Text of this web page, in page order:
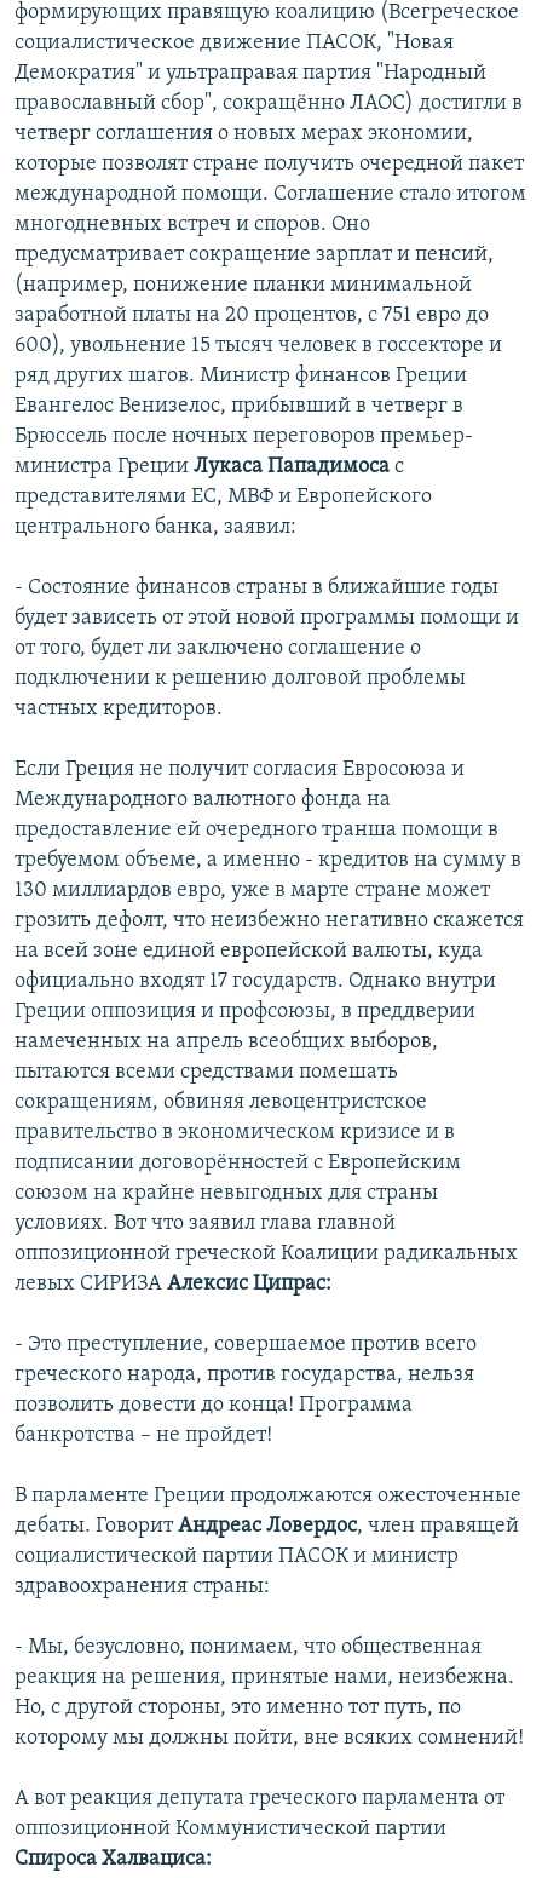
формирующих правящую коалицию (Всегреческое
социалистическое движение ПАСОК, "Новая
Демократия" и ультраправая партия "Народный
православный сбор", сокращённо ЛАОС) достигли в
четверг соглашения о новых мерах экономии,
которые позволят стране получить очередной пакет
международной помощи. Соглашение стало итогом
многодневных встреч и споров. Оно
предусматривает сокращение зарплат и пенсий,
(например, понижение планки минимальной
заработной платы на 20 процентов, с 751 евро до
600), увольнение 15 тысяч человек в госсекторе и
ряд других шагов. Министр финансов Греции
Евангелос Венизелос, прибывший в четверг в
Брюссель после ночных переговоров премьер-
министра Греции Лукаса Пападимоса с
представителями ЕС, МВФ и Европейского
центрального банка, заявил:
- Состояние финансов страны в ближайшие годы
будет зависеть от этой новой программы помощи и
от того, будет ли заключено соглашение о
подключении к решению долговой проблемы
частных кредиторов.
Если Греция не получит согласия Евросоюза и
Международного валютного фонда на
предоставление ей очередного транша помощи в
требуемом объеме, а именно - кредитов на сумму в
130 миллиардов евро, уже в марте стране может
грозить дефолт, что неизбежно негативно скажется
на всей зоне единой европейской валюты, куда
официально входят 17 государств. Однако внутри
Греции оппозиция и профсоюзы, в преддверии
намеченных на апрель всеобщих выборов,
пытаются всеми средствами помешать
сокращениям, обвиняя левоцентристское
правительство в экономическом кризисе и в
подписании договорённостей с Европейским
союзом на крайне невыгодных для страны
условиях. Вот что заявил глава главной
оппозиционной греческой Коалиции радикальных
левых СИРИЗА Алексис Ципрас:
- Это преступление, совершаемое против всего
греческого народа, против государства, нельзя
позволить довести до конца! Программа
банкротства – не пройдет!
В парламенте Греции продолжаются ожесточенные
дебаты. ГоворитАндреас Ловердос, член правящей
социалистической партии ПАСОК и министр
здравоохранения страны:
- Мы, безусловно, понимаем, что общественная
реакция на решения, принятые нами, неизбежна.
Но, с другой стороны, это именно тот путь, по
которому мы должны пойти, вне всяких сомнений!
А вот реакция депутата греческого парламента от
оппозиционной Коммунистической партии
Спироса Халвациса: